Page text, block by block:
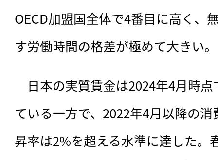
OECD加盟国全体で4番目に高く、
す労働時間の格差が極めて大きい。
日本の実質賃金は2024年4月時
ている一方で、2022年4月以降の
昇率は2%を超える水準に達した。